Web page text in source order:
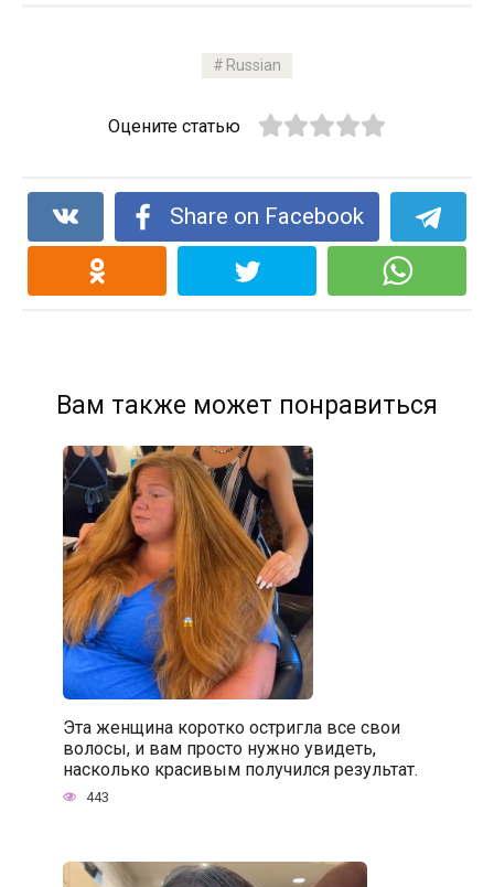
Russian
Оцените статью
Share on Facebook
Вам также может понравиться
Эта женщина коротко остригла все свои
волосы, и вам просто нужно увидеть,
насколько красивым получился результат.
443